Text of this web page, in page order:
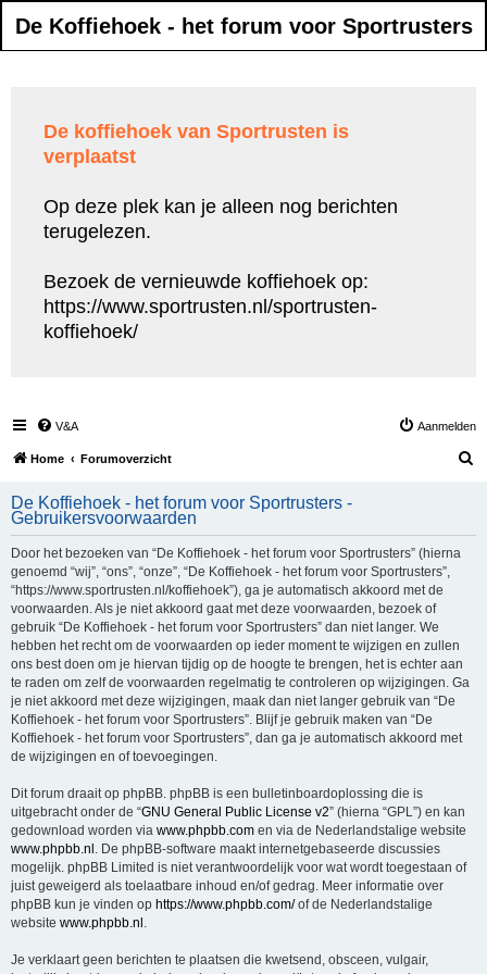
De Koffiehoek - het forum voor Sportrusters
De koffiehoek van Sportrusten is
verplaatst
Op deze plek kan je alleen nog berichten
terugelezen.
Bezoek de vernieuwde koffiehoek op:
https://www.sportrusten.nl/sportrusten-
koffiehoek/
V&A Aanmelden
Home Forumoverzicht
k
De Koffiehoek - het forum voor Sportrusters -
Gebruikersvoorwaarden
Door het bezoeken van “De Koffiehoek - het forum voor Sportrusters” (hierna
genoemd “wij”, “ons”, “onze”, “De Koffiehoek - het forum voor Sportrusters”,
“https://www.sportrusten.nl/koffiehoek”), ga je automatisch akkoord met de
voorwaarden. Als je niet akkoord gaat met deze voorwaarden, bezoek of
gebruik “De Koffiehoek - het forum voor Sportrusters” dan niet langer. We
hebben het recht om de voorwaarden op ieder moment te wijzigen en zullen
ons best doen om je hiervan tijdig op de hoogte te brengen, het is echter aan
te raden om zelf de voorwaarden regelmatig te controleren op wijzigingen. Ga
je niet akkoord met deze wijzigingen, maak dan niet langer gebruik van “De
Koffiehoek - het forum voor Sportrusters”. Blijf je gebruik maken van “De
Koffiehoek - het forum voor Sportrusters”, dan ga je automatisch akkoord met
de wijzigingen en of toevoegingen.
Dit forum draait op phpBB. phpBB is een bulletinboardoplossing die is
uitgebracht onder de “GNU General Public License v2” (hierna “GPL”) en kan
gedownload worden via www.phpbb.com en via de Nederlandstalige website
www.phpbb.nl . De phpBB-software maakt internetgebaseerde discussies
mogelijk. phpBB Limited is niet verantwoordelijk voor wat wordt toegestaan of
juist geweigerd als toelaatbare inhoud en/of gedrag. Meer informatie over
phpBB kun je vinden op https://www.phpbb.com/of de Nederlandstalige
website www.phpbb.nl .
Je verklaart geen berichten te plaatsen die kwetsend, obsceen, vulgair,